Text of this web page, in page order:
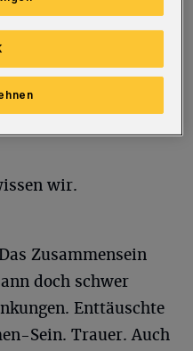
Augen, wie tief die
Sein ist.
umarmt zu sein:
– nach Hause
wir.
Zusammensein
doch schwer
Enttäuschte
Sein. Trauer. Auch